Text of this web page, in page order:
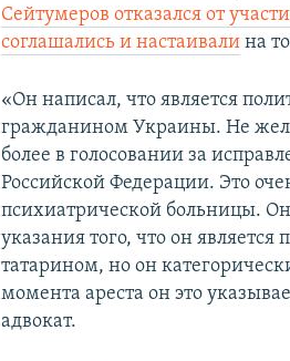
Сейтумеров отказался от
соглашались и настаивали на
«Он написал, что является
гражданином Украины. Не
более в голосовании за
Российской Федерации. Это
психиатрической больницы.
указания того, что он
татарином, но он
момента ареста он это
адвокат.